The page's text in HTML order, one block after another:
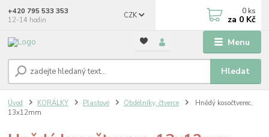
Menu
CZK
Hledat
+420 795 533 353
12-14 hodin
0 ks
za 0 Kč
Úvod KORÁLKY Plastové Obdélníky, čtverce
Hnědý kosočtverec,
13x12mm